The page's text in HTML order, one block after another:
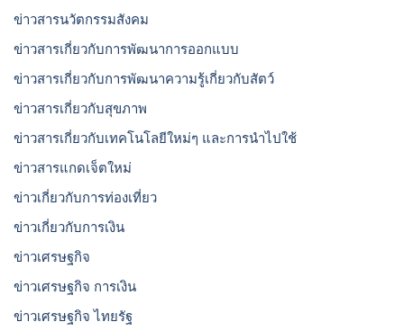
ข่าวสารนวัตกรรมสังคม
ข่าวสารเกี่ยวกับการพัฒนาการออกแบบ
ข่าวสารเกี่ยวกับการพัฒนาความรู้เกี่ยวกับสัตว์
ข่าวสารเกี่ยวกับสุขภาพ
ข่าวสารเกี่ยวกับเทคโนโลยีใหม่ๆ และการนำไปใช้
ข่าวสารแกดเจ็ตใหม่
ข่าวเกี่ยวกับการท่องเที่ยว
ข่าวเกี่ยวกับการเงิน
ข่าวเศรษฐกิจ
ข่าวเศรษฐกิจ การเงิน
ข่าวเศรษฐกิจ ไทยรัฐ